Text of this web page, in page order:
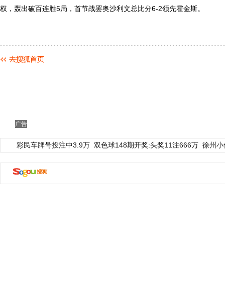
权，轰出破百连胜5局，首节战罢奥沙利文总比分6-2领先霍金斯。
广告
彩民车牌号投注中3.9万 双色球148期开奖:头奖11注666万 徐州